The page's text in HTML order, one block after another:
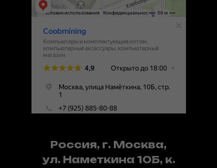
Россия, г. Москва,
ул. Наметкина 10Б, к.